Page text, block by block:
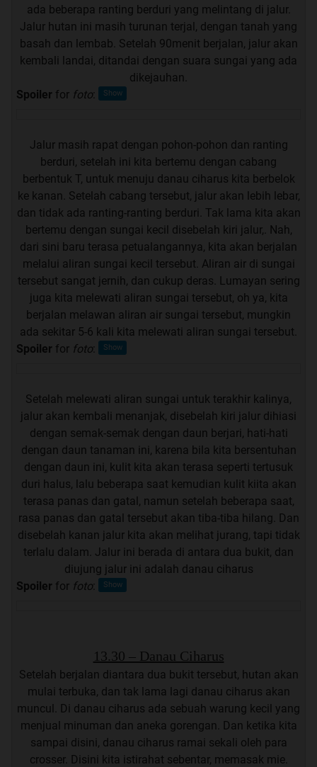
ada beberapa ranting berduri yang melintang di jalur.
Jalur hutan ini masih turunan terjal, dengan tanah yang
basah dan lembab. Setelah 90menit berjalan, jalur akan
kembali landai, ditandai dengan suara sungai yang ada
dikejauhan.
Spoiler for foto
Jalur masih rapat dengan pohon-pohon dan ranting
berduri, setelah ini kita bertemu dengan cabang
berbentuk T, untuk menuju danau ciharus kita berbelok
ke kanan. Setelah cabang tersebut, jalur akan lebih lebar,
dan tidak ada ranting-ranting berduri. Tak lama kita akan
bertemu dengan sungai kecil disebelah kiri jalur,. Nah,
dari sini baru terasa petualangannya, kita akan berjalan
melalui aliran sungai kecil tersebut. Aliran air di sungai
tersebut sangat jernih, dan cukup deras. Lumayan sering
juga kita melewati aliran sungai tersebut, oh ya, kita
berjalan melawan aliran air sungai tersebut, mungkin
ada sekitar 5-6 kali kita melewati aliran sungai tersebut.
Spoiler for foto
Setelah melewati aliran sungai untuk terakhir kalinya,
jalur akan kembali menanjak, disebelah kiri jalur dihiasi
dengan semak-semak dengan daun berjari, hati-hati
dengan daun tanaman ini, karena bila kita bersentuhan
dengan daun ini, kulit kita akan terasa seperti tertusuk
duri halus, lalu beberapa saat kemudian kulit kiita akan
terasa panas dan gatal, namun setelah beberapa saat,
rasa panas dan gatal tersebut akan tiba-tiba hilang. Dan
disebelah kanan jalur kita akan melihat jurang, tapi tidak
terlalu dalam. Jalur ini berada di antara dua bukit, dan
diujung jalur ini adalah danau ciharus
Spoiler for foto
13.30 – Danau Ciharus
Setelah berjalan diantara dua bukit tersebut, hutan akan
mulai terbuka, dan tak lama lagi danau ciharus akan
muncul. Di danau ciharus ada sebuah warung kecil yang
menjual minuman dan aneka gorengan. Dan ketika kita
sampai disini, danau ciharus ramai sekali oleh para
crosser. Disini kita istirahat sebentar, memasak mie.